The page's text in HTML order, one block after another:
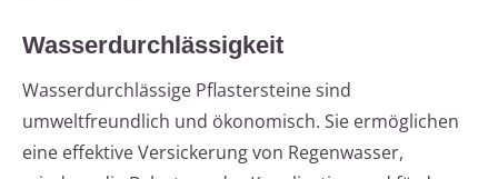
Wasserdurchlässigkeit
Wasserdurchlässige Pflastersteine sind
umweltfreundlich und ökonomisch. Sie ermöglichen
eine effektive Versickerung von Regenwasser,